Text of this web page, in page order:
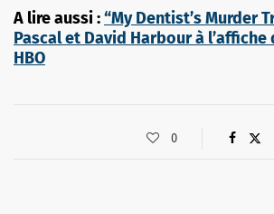
A lire aussi :“My Dentist’s Murder
Pascal et David Harbour à l’affiche
HBO
0